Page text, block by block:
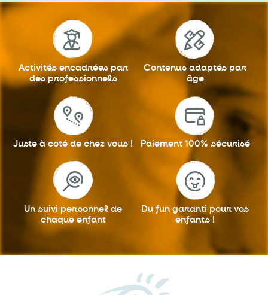
Activités encadrées par
des professionnels
Contenus adaptés par
âge
Juste à coté de chez vous ! Paiement 100% sécurisé
Un suivi personnel de
chaque enfant
Du fun garanti pour vos
enfants !